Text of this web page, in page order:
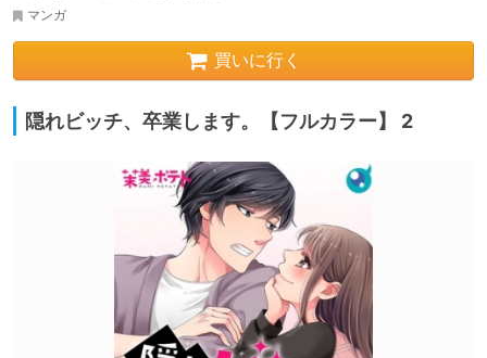
マンガ
買いに行く
隠れビッチ、卒業します。【フルカラー】 2